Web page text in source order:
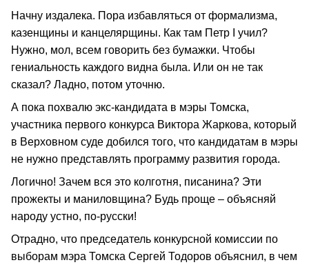
Начну издалека. Пора избавляться от формализма,
казенщины и канцелярщины. Как там Петр I учил?
Нужно, мол, всем говорить без бумажки. Чтобы
гениальность каждого видна была. Или он не так
сказал? Ладно, потом уточню.
А пока похвалю экс-кандидата в мэры Томска,
участника первого конкурса Виктора Жаркова, который
в Верховном суде добился того, что кандидатам в мэры
не нужно представлять программу развития города.
Логично! Зачем вся это колготня, писанина? Эти
прожекты и маниловщина? Будь проще – объясняй
народу устно, по-русски!
Отрадно, что председатель конкурсной комиссии по
выборам мэра Томска Сергей Тодоров объяснил, в чем